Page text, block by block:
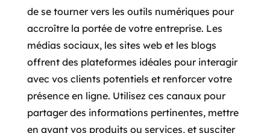
de se tourner vers les outils numériques pour
accroître la portée de votre entreprise. Les
médias sociaux, les sites web et les blogs
offrent des plateformes idéales pour interagir
avec vos clients potentiels et renforcer votre
présence en ligne. Utilisez ces canaux pour
partager des informations pertinentes, mettre
en avant vos produits ou services, et susciter